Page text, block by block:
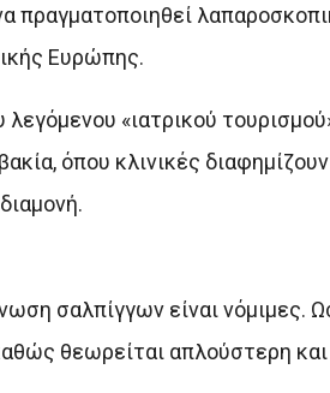
πραγματοποιηθεί
Ευρώπης.
«ιατρικού
όπου κλινικές
σαλπίγγων είναι νόμιμες.
θεωρείται απλούστερη